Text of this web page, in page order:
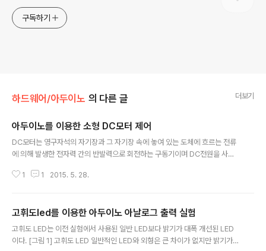
구독하기
하드웨어/아두이노 의 다른 글 더보기
아두이노를 이용한 소형 DC모터 제어
DC모터는 영구자석의 자기장과 그 자기장 속에 놓여 있는 도체에 흐르는 전류
에 의해 발생한 전자력 간의 반발력으로 회전하는 구동기이며 DC전원을 사용
며 가격이 저렴한 장점이 있는 반면에 구조상 브러시(brush)와 정류자(comm
야 한다. DC모터는 인가 전압의 극성을 바꾸어 인가하면 방향을 바꾸어 회전한
다. [그림 1] 다양한 DC모터들 만약 아두이노의 전원이 PC의 USB에서만 공급
된다면 DC모터를 직접 구동하는 것은 무리가 있다. DC모터는 보통 큰 전류가
1 1 2015. 5. 28.
고휘도led를 이용한 아두이노 아날로그 출력 실험
고휘도 LED는 이전 실험에서 사용된 일반 LED보다 밝기가 대폭 개선된 LED
이다. [그림 1] 고휘도 LED 일반적인 LED와 외형은 큰 차이가 없지만 밝기가